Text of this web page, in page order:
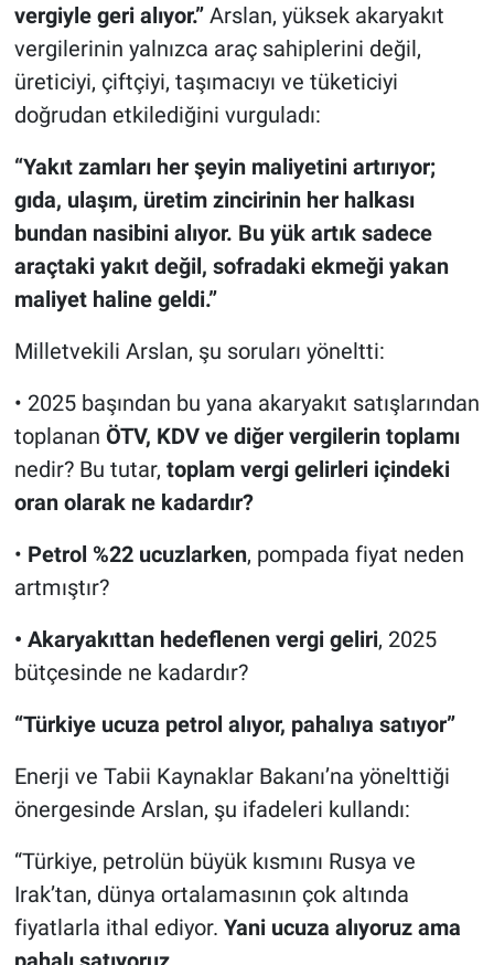
vergiyle geri alıyor.”Arslan, yüksek akaryakıt
vergilerinin yalnızca araç sahiplerini değil,
üreticiyi, çiftçiyi, taşımacıyı ve tüketiciyi
doğrudan etkilediğini vurguladı:
“Yakıt zamları her şeyin maliyetini artırıyor;
gıda, ulaşım, üretim zincirinin her halkası
bundan nasibini alıyor. Bu yük artık sadece
araçtaki yakıt değil, sofradaki ekmeği yakan
maliyet haline geldi.”
Milletvekili Arslan, şu soruları yöneltti:
• 2025 başından bu yana akaryakıt satışlarından
toplanan ÖTV, KDV ve diğer vergilerin toplamı
nedir? Bu tutar, toplam vergi gelirleri içindeki
oran olarak ne kadardır?
• Petrol %22 ucuzlarken, pompada fiyat neden
artmıştır?
• Akaryakıttan hedeflenen vergi geliri, 2025
bütçesinde ne kadardır?
“Türkiye ucuza petrol alıyor, pahalıya satıyor”
Enerji ve Tabii Kaynaklar Bakanı’na yönelttiği
önergesinde Arslan, şu ifadeleri kullandı:
“Türkiye, petrolün büyük kısmını Rusya ve
Irak’tan, dünya ortalamasının çok altında
fiyatlarla ithal ediyor. Yani ucuza alıyoruz ama